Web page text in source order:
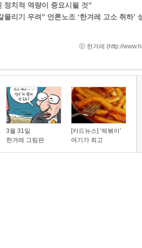
정치적 역량이 중요시될 것”
물리기 우려” 언론노조 ‘한겨레 고소 취하’
ⓒ 한겨레 (http://
3월 31일
한겨레 그림판
[카드뉴스] ‘떡볶이’
여기가 최고